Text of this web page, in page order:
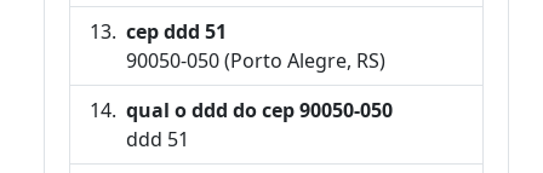
cep ddd 51
90050-050 (Porto Alegre, RS)
qual o ddd do cep 90050-050
ddd 51